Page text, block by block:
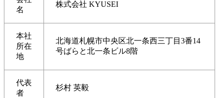
名
株式会社 KYUSEI
本社
所在
地
北海道札幌市中央区北一条西三丁目3番14
号ばらと北一条ビル8階
代表
者
杉村 英毅